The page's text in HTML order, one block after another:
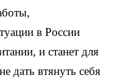
в России
и станет для
дать втянуть себя